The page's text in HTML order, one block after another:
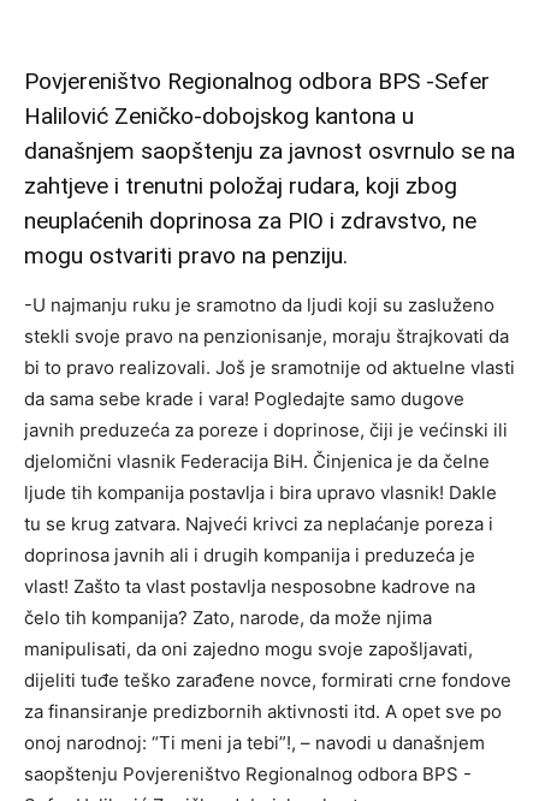
Povjereništvo Regionalnog odbora BPS -Sefer
Halilović Zeničko-dobojskog kantona u
današnjem saopštenju za javnost osvrnulo se na
zahtjeve i trenutni položaj rudara, koji zbog
neuplaćenih doprinosa za PIO i zdravstvo, ne
mogu ostvariti pravo na penziju.
-U najmanju ruku je sramotno da ljudi koji su zasluženo
stekli svoje pravo na penzionisanje, moraju štrajkovati da
bi to pravo realizovali. Još je sramotnije od aktuelne vlasti
da sama sebe krade i vara! Pogledajte samo dugove
javnih preduzeća za poreze i doprinose, čiji je većinski ili
djelomični vlasnik Federacija BiH. Činjenica je da čelne
ljude tih kompanija postavlja i bira upravo vlasnik! Dakle
tu se krug zatvara. Najveći krivci za neplaćanje poreza i
doprinosa javnih ali i drugih kompanija i preduzeća je
vlast! Zašto ta vlast postavlja nesposobne kadrove na
čelo tih kompanija? Zato, narode, da može njima
manipulisati, da oni zajedno mogu svoje zapošljavati,
dijeliti tuđe teško zarađene novce, formirati crne fondove
za finansiranje predizbornih aktivnosti itd. A opet sve po
onoj narodnoj: “Ti meni ja tebi”!, – navodi u današnjem
saopštenju Povjereništvo Regionalnog odbora BPS -